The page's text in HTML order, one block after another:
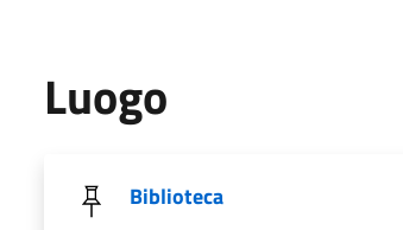
Luogo
Biblioteca